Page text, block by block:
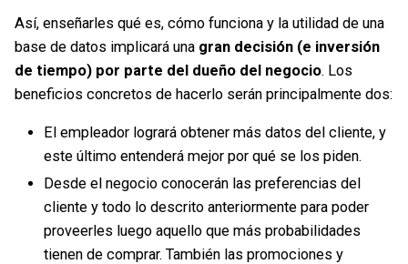
Así, enseñarles qué es, cómo funciona y la utilidad de una
base de datos implicará una gran decisión (e inversión
de tiempo) por parte del dueño del negocio. Los
beneficios concretos de hacerlo serán principalmente dos:
El empleador logrará obtener más datos del cliente, y
este último entenderá mejor por qué se los piden.
Desde el negocio conocerán las preferencias del
cliente y todo lo descrito anteriormente para poder
proveerles luego aquello que más probabilidades
tienen de comprar. También las promociones y